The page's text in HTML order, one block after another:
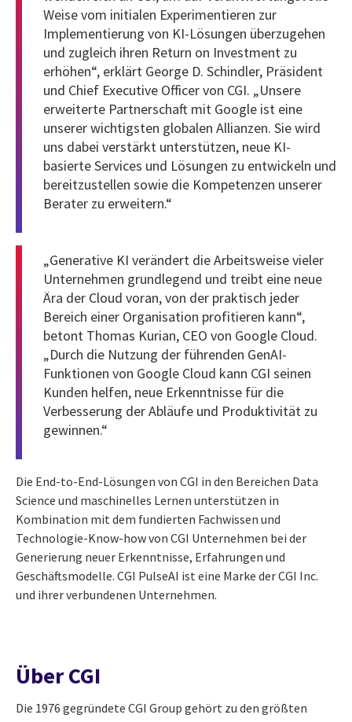
Weise vom initialen Experimentieren zur
Implementierung von KI-Lösungen überzugehen
und zugleich ihren Return on Investment zu
erhöhen“, erklärt George D. Schindler, Präsident
und Chief Executive Officer von CGI. „Unsere
erweiterte Partnerschaft mit Google ist eine
unserer wichtigsten globalen Allianzen. Sie wird
uns dabei verstärkt unterstützen, neue KI-
basierte Services und Lösungen zu entwickeln und
bereitzustellen sowie die Kompetenzen unserer
Berater zu erweitern.“
„Generative KI verändert die Arbeitsweise vieler
Unternehmen grundlegend und treibt eine neue
Ära der Cloud voran, von der praktisch jeder
Bereich einer Organisation profitieren kann“,
betont Thomas Kurian, CEO von Google Cloud.
„Durch die Nutzung der führenden GenAI-
Funktionen von Google Cloud kann CGI seinen
Kunden helfen, neue Erkenntnisse für die
Verbesserung der Abläufe und Produktivität zu
gewinnen.“
Die End-to-End-Lösungen von CGI in den Bereichen Data
Science und maschinelles Lernen unterstützen in
Kombination mit dem fundierten Fachwissen und
Technologie-Know-how von CGI Unternehmen bei der
Generierung neuer Erkenntnisse, Erfahrungen und
Geschäftsmodelle. CGI PulseAI ist eine Marke der CGI Inc.
und ihrer verbundenen Unternehmen.
Über CGI
Die 1976 gegründete CGI Group gehört zu den größten